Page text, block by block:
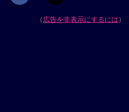
（広告を非表示にするには）